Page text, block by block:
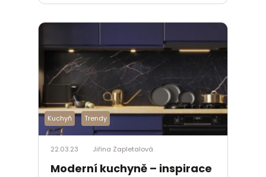
Kuchyň Trendy
22.03.23 Jiřina Zapletalová
Moderní kuchyně – inspirace